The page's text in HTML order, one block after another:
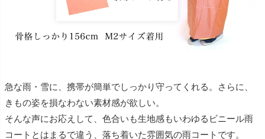
急な雨・雪に、携帯が簡単でしっかり守ってくれる。さらに、
きもの姿を損なわない素材感が欲しい。
そんな声にお応えして、色合いも生地感もいわゆるビニール雨
コートとはまるで違う、落ち着いた雰囲気の雨コートです。